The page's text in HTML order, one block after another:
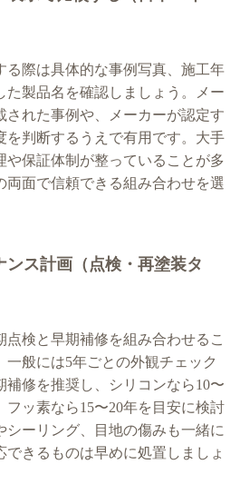
る際は具体的な事例写真、施工年
た製品名を確認しましょう。メー
された事例や、メーカーが認定す
を判断するうえで有用です。大手
や保証体制が整っていることが多
両面で信頼できる組み合わせを選
ンス計画（点検・再塗装タ
点検と早期補修を組み合わせるこ
一般には5年ごとの外観チェック
補修を推奨し、シリコンなら10〜
フッ素なら15〜20年を目安に検討
シーリング、目地の傷みも一緒に
きるものは早めに処置しましょ